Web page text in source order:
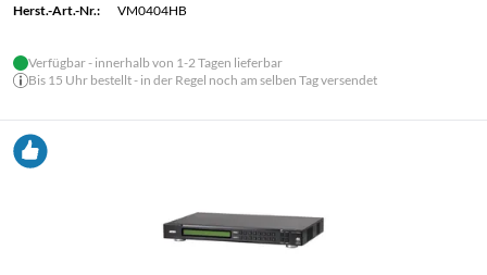
Herst.-Art.-Nr.:
VM0404HB
Verfügbar - innerhalb von 1-2 Tagen lieferbar
Bis 15 Uhr bestellt - in der Regel noch am selben Tag versendet